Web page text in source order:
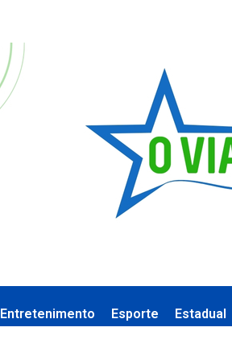
Entretenimento Esporte Estadual